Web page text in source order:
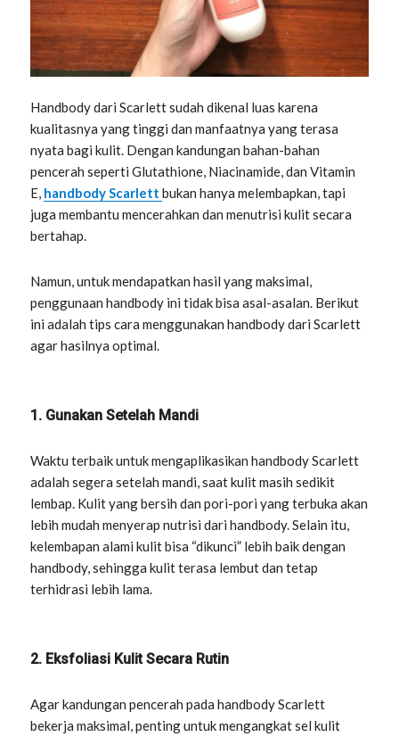
Handbody dari Scarlett sudah dikenal luas karena
kualitasnya yang tinggi dan manfaatnya yang terasa
nyata bagi kulit. Dengan kandungan bahan-bahan
pencerah seperti Glutathione, Niacinamide, dan Vitamin
E, handbody Scarlett bukan hanya melembapkan, tapi
juga membantu mencerahkan dan menutrisi kulit secara
bertahap.
Namun, untuk mendapatkan hasil yang maksimal,
penggunaan handbody ini tidak bisa asal-asalan. Berikut
ini adalah tips cara menggunakan handbody dari Scarlett
agar hasilnya optimal.
1. Gunakan Setelah Mandi
Waktu terbaik untuk mengaplikasikan handbody Scarlett
adalah segera setelah mandi, saat kulit masih sedikit
lembap. Kulit yang bersih dan pori-pori yang terbuka akan
lebih mudah menyerap nutrisi dari handbody. Selain itu,
kelembapan alami kulit bisa “dikunci” lebih baik dengan
handbody, sehingga kulit terasa lembut dan tetap
terhidrasi lebih lama.
2. Eksfoliasi Kulit Secara Rutin
Agar kandungan pencerah pada handbody Scarlett
bekerja maksimal, penting untuk mengangkat sel kulit